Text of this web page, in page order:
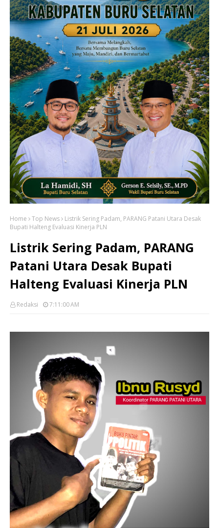
Home Top News
Listrik Sering Padam, PARANG Patani Utara Desak
Bupati Halteng Evaluasi Kinerja PLN
Listrik Sering Padam, PARANG
Patani Utara Desak Bupati
Halteng Evaluasi Kinerja PLN
Redaksi 7:11:00 AM